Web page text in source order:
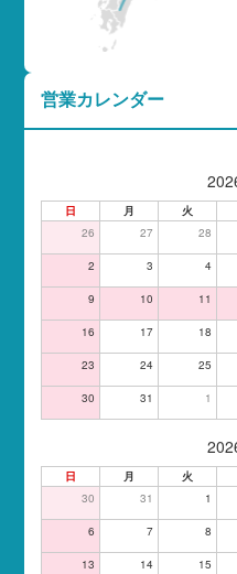
営業カレンダー
日 月 火
26
27 28
2 3 4
9 10 11
16 17 18
23 24 25
30 31 1
日 月 火
30
31 1
6 7 8
13 14 15